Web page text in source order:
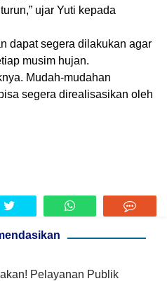
ujar Yuti kepada
dapat segera dilakukan agar
musim hujan.
Mudah-mudahan
segera direalisasikan oleh
Pelayanan Publik